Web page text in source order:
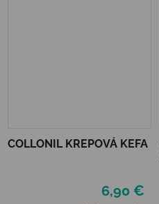
COLLONIL KREPOVÁ KEFA
6,90 €